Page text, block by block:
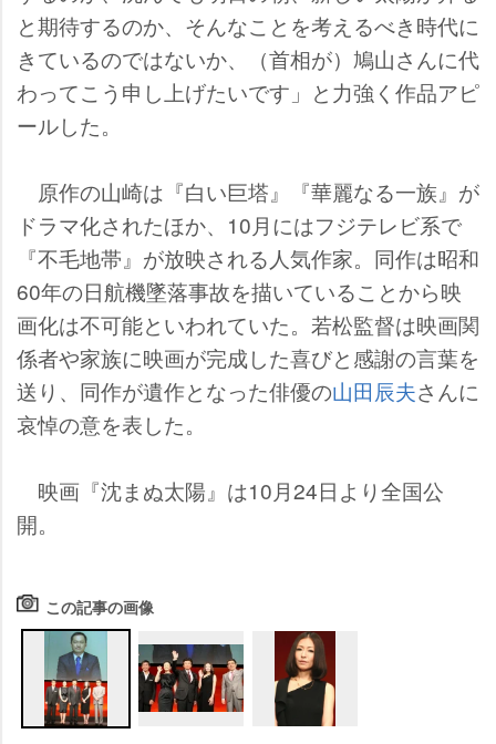
と期待するのか、そんなことを考えるべき時代に
きているのではないか、（首相が）鳩山さんに代
わってこう申し上げたいです」と力強く作品アピ
ールした。
原作の山崎は『白い巨塔』『華麗なる一族』が
ドラマ化されたほか、10月にはフジテレビ系で
『不毛地帯』が放映される人気作家。同作は昭和
60年の日航機墜落事故を描いていることから映
画化は不可能といわれていた。若松監督は映画関
係者や家族に映画が完成した喜びと感謝の言葉を
送り、同作が遺作となった俳優の山田辰夫さんに
哀悼の意を表した。
映画『沈まぬ太陽』は10月24日より全国公
開。
この記事の画像